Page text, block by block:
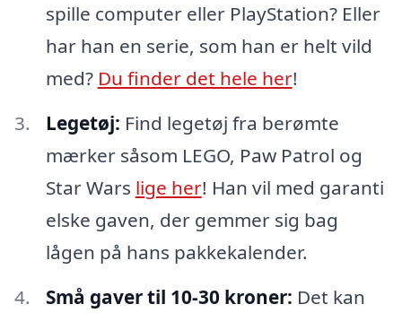
spille computer eller PlayStation? Eller
har han en serie, som han er helt vild
med? Du finder det hele her!
Legetøj: Find legetøj fra berømte
mærker såsom LEGO, Paw Patrol og
Star Wars lige her! Han vil med garanti
elske gaven, der gemmer sig bag
lågen på hans pakkekalender.
Små gaver til 10-30 kroner: Det kan